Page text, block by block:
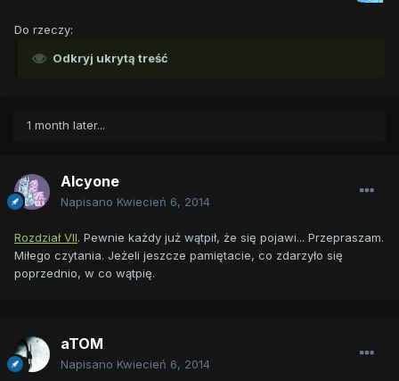
Do rzeczy:
Odkryj ukrytą treść
1 month later...
Alcyone
Napisano Kwiecień 6, 2014
Rozdział VII. Pewnie każdy już wątpił, że się pojawi... Przepraszam.
Miłego czytania. Jeżeli jeszcze pamiętacie, co zdarzyło się
poprzednio, w co wątpię.
aTOM
Napisano Kwiecień 6, 2014